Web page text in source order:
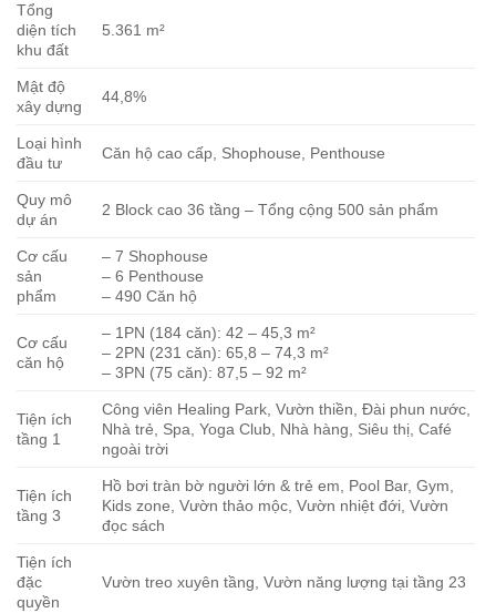
Tổng
diện tích
khu đất
5.361 m²
Mật độ
xây dựng
44,8%
Loại hình
đầu tư
Căn hộ cao cấp, Shophouse, Penthouse
Quy mô
dự án
2 Block cao 36 tầng – Tổng cộng 500 sản phẩm
Cơ cấu
sản
phẩm
– 7 Shophouse
– 6 Penthouse
– 490 Căn hộ
Cơ cấu
căn hộ
– 1PN (184 căn): 42 – 45,3 m²
– 2PN (231 căn): 65,8 – 74,3 m²
– 3PN (75 căn): 87,5 – 92 m²
Tiện ích
tầng 1
Công viên Healing Park, Vườn thiền, Đài phun nước,
Nhà trẻ, Spa, Yoga Club, Nhà hàng, Siêu thị, Café
ngoài trời
Tiện ích
tầng 3
Hồ bơi tràn bờ người lớn & trẻ em, Pool Bar, Gym,
Kids zone, Vườn thảo mộc, Vườn nhiệt đới, Vườn
đọc sách
Tiện ích
đặc
quyền
Vườn treo xuyên tầng, Vườn năng lượng tại tầng 23